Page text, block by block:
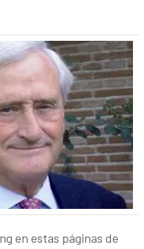
en estas páginas de